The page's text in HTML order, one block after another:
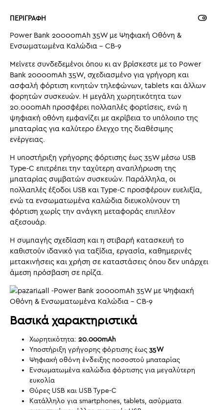
ΠΕΡΙΓΡΑΦΗ
Power Bank 20000mAh 35W με Ψηφιακή Οθόνη &
Ενσωματωμένα Καλώδια – CB-9
Μείνετε συνδεδεμένοι όπου κι αν βρίσκεστε με το Power
Bank 20000mAh 35W, σχεδιασμένο για γρήγορη και
ασφαλή φόρτιση κινητών τηλεφώνων, tablets και άλλων
φορητών συσκευών. Η μεγάλη χωρητικότητα των
20.000mAh προσφέρει πολλαπλές φορτίσεις, ενώ η
ψηφιακή οθόνη εμφανίζει με ακρίβεια το υπόλοιπο της
μπαταρίας για καλύτερο έλεγχο της διαθέσιμης
ενέργειας.
Η υποστήριξη γρήγορης φόρτισης έως 35W μέσω USB
Type-C επιτρέπει την ταχύτερη αναπλήρωση της
μπαταρίας συμβατών συσκευών. Παράλληλα, οι
πολλαπλές έξοδοι USB και Type-C προσφέρουν ευελιξία,
ενώ τα ενσωματωμένα καλώδια διευκολύνουν τη
φόρτιση χωρίς την ανάγκη μεταφοράς επιπλέον
αξεσουάρ.
Η συμπαγής σχεδίαση και η στιβαρή κατασκευή το
καθιστούν ιδανικό για ταξίδια, εργασία, καθημερινές
μετακινήσεις και χρήση σε καταστάσεις όπου δεν υπάρχει
άμεση πρόσβαση σε πρίζα.
Βασικά χαρακτηριστικά
Χωρητικότητα: 20.000mAh
Υποστήριξη γρήγορης φόρτισης έως 35W
Ψηφιακή οθόνη ένδειξης ποσοστού μπαταρίας
Ενσωματωμένα καλώδια φόρτισης για μεγαλύτερη
ευκολία
Θύρες USB και USB Type-C
Κατάλληλο για smartphones, tablets, ασύρματα